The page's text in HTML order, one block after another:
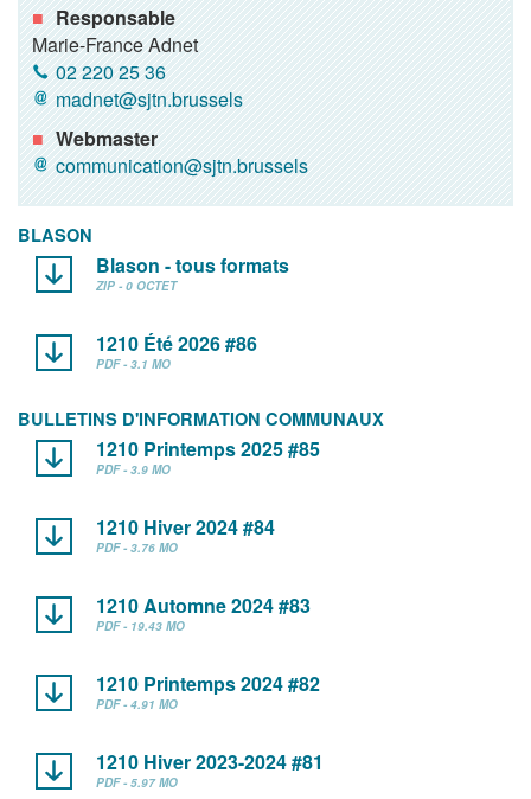
Responsable
Marie-France Adnet
02 220 25 36
madnet@sjtn.brussels
Webmaster
communication@sjtn.brussels
BLASON
Blason - tous formats
ZIP - 0 OCTET
1210 Été 2026 #86
PDF - 3.1 MO
BULLETINS D'INFORMATION COMMUNAUX
1210 Printemps 2025 #85
PDF - 3.9 MO
1210 Hiver 2024 #84
PDF - 3.76 MO
1210 Automne 2024 #83
PDF - 19.43 MO
1210 Printemps 2024 #82
PDF - 4.91 MO
1210 Hiver 2023-2024 #81
PDF - 5.97 MO